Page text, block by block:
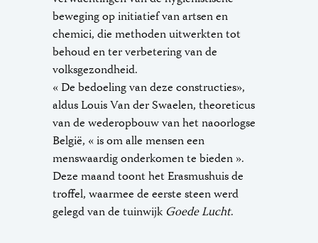
beweging op initiatief van artsen en
chemici, die methoden uitwerkten tot
behoud en ter verbetering van de
volksgezondheid.
« De bedoeling van deze constructies»,
aldus Louis Van der Swaelen, theoreticus
van de wederopbouw van het naoorlogse
België, « is om alle mensen een
menswaardig onderkomen te bieden ».
Deze maand toont het Erasmushuis de
troffel, waarmee de eerste steen werd
gelegd van de tuinwijk Goede Lucht.